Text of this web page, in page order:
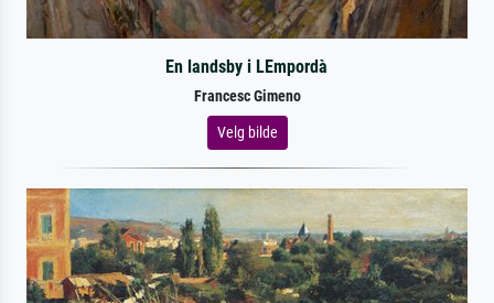
En landsby i LEmpordà
Francesc Gimeno
Velg bilde